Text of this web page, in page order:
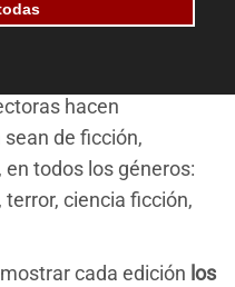
el calendario
cine de España
hacer
hacen
de ficción,
todos los géneros:
ciencia ficción,
cada edición los